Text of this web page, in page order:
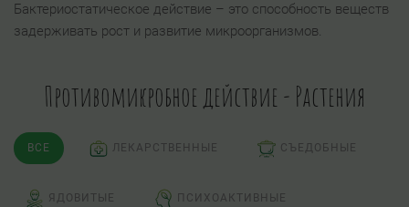
Бактериостатическое действие – это способность веществ
задерживать рост и развитие микроорганизмов.
Противомикробное действие - Растения
ВСЕ ЛЕКАРСТВЕННЫЕ СЪЕДОБНЫЕ
ЯДОВИТЫЕ ПСИХОАКТИВНЫЕ